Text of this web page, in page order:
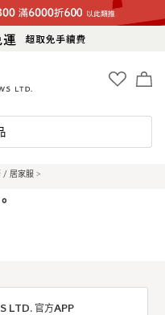
/ 居家服 >
LTD. 官方APP